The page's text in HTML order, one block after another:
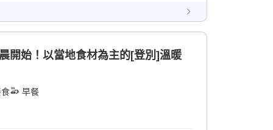
開始！以當地食材為主的[登別]溫暖
早餐